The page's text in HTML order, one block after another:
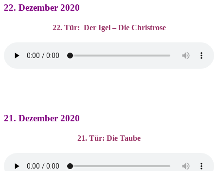
22. Dezember 2020
22. Tür: Der Igel – Die Christrose
21. Dezember 2020
21. Tür: Die Taube